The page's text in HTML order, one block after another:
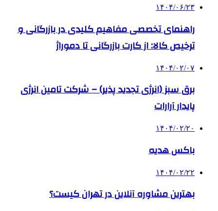
۱۴۰۴/۰۶/۲۳
راهنمای تخصصی مفاهیم کلیدی در بازرگانی و
ترخیص کالا: از کارت بازرگانی تا دموراژ
۱۴۰۴/۰۲/۰۷
برق سبز (انرژی تجدید پذیر) – شرکت تامین انرژی
پایدار آرارات
۱۴۰۴/۰۲/۲۰
باکس هدیه
۱۴۰۴/۰۲/۲۲
بهترین مشاوره آنلاین در تهران کیست؟